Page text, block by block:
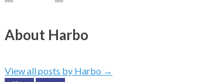
About Harbo
View all posts by Harbo →